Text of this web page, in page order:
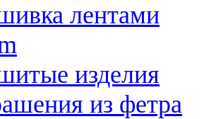
лентами
изделия
из фетра